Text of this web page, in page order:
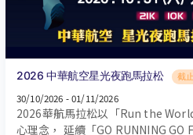
2026 中華航空星光夜跑馬拉松 截
30/10/2026 - 01/11/2026
2026華航馬拉松以「Run the
心理念， 延續「GO RUNNING GO